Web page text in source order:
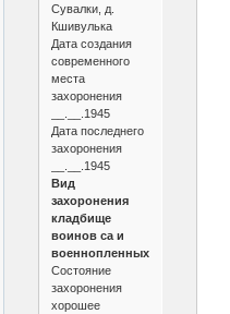
Сувалки, д.
Кшивулька
Дата создания
современного
места
захоронения
__.__.1945
Дата последнего
захоронения
__.__.1945
Вид
захоронения
кладбище
воинов са и
военнопленных
Состояние
захоронения
хорошее